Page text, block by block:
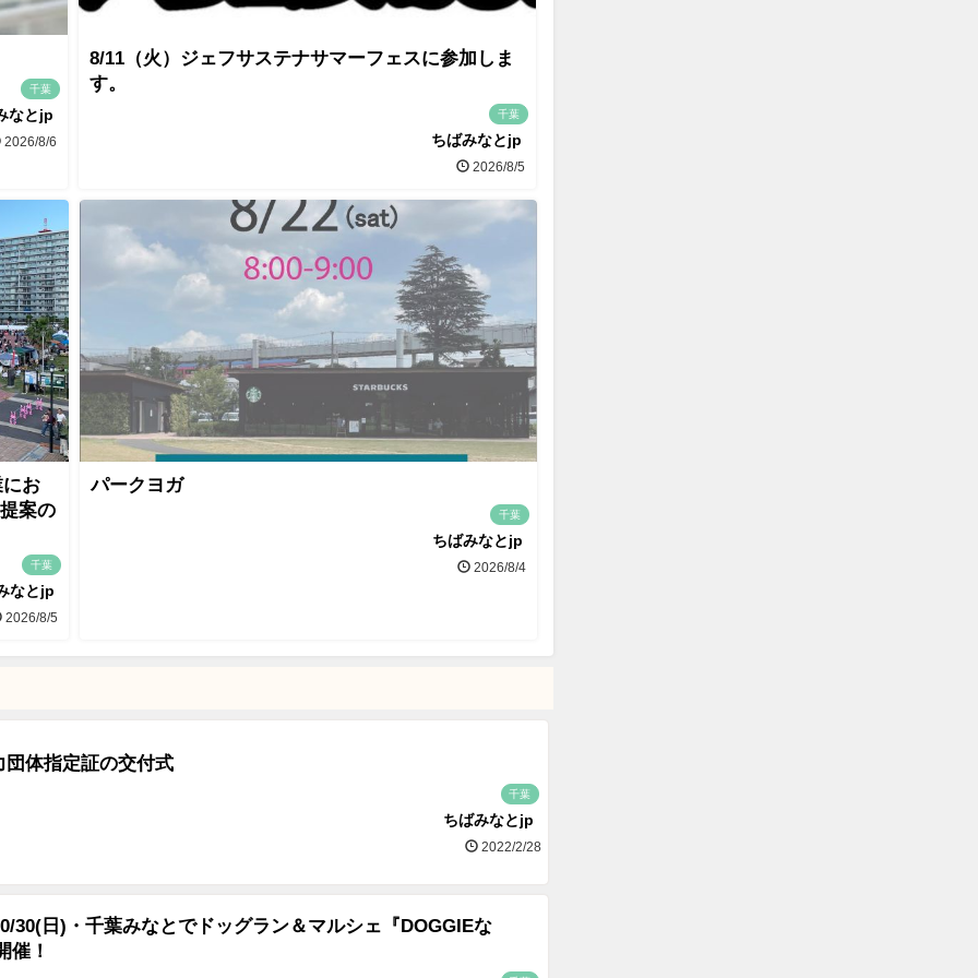
千葉
なとjp
2026/8/6
8/11（火）ジェフサステナサマーフェスに参加しま
す。
千葉
ちばみなとjp
2026/8/5
お
案の
千葉
なとjp
2026/8/5
パークヨガ
千葉
ちばみなとjp
2026/8/4
団体指定証の交付式
千葉
ちばみなとjp
2022/2/28
30(日)・千葉みなとでドッグラン＆マルシェ『DOGGIEな
催！